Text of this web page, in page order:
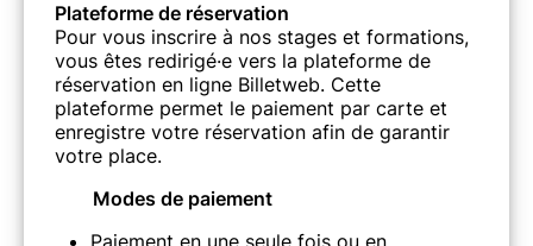
Plateforme de réservation
Pour vous inscrire à nos stages et formations,
vous êtes redirigé·e vers la plateforme de
réservation en ligne Billetweb. Cette
plateforme permet le paiement par carte et
enregistre votre réservation afin de garantir
votre place.
Modes de paiement